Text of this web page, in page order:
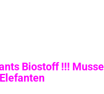
Biostoff !!!